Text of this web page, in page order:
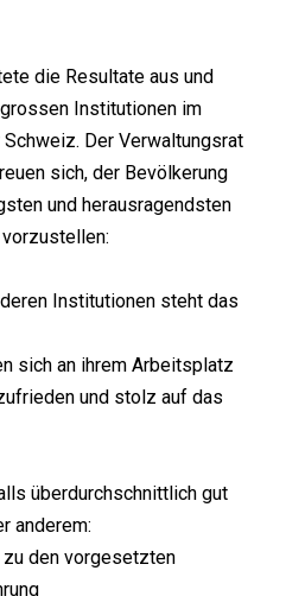
die Resultate aus und
Institutionen im
Der Verwaltungsrat
sich, der Bevölkerung
und herausragendsten
Institutionen steht das
sich an ihrem Arbeitsplatz
und stolz auf das
überdurchschnittlich gut
anderem:
den vorgesetzten